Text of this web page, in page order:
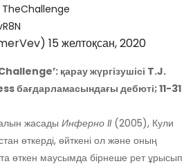
15 желтоқсан, 2020
қарау жүргізушісі T.J.
бағдарламасындағы дебюті; 11-31
жасады Инферно II(2005), Кули
өткерді, өйткені ол және оның
өткен маусымда бірнеше рет ұрысып